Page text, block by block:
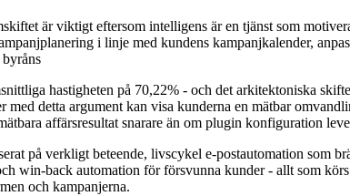
är viktigt eftersom intelligens är en tjänst som
i linje med kundens kampanjkalender,
hastigheten på 70,22% - och det arkitektoniska
detta argument kan visa kunderna en mätbar
affärsresultat snarare än om plugin konfiguration
på verkligt beteende, livscykel e-postautomation som
win-back automation för försvunna kunder - allt som
och kampanjerna.